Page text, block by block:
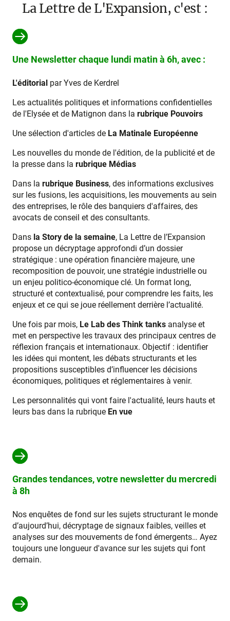
La Lettre de L'Expansion, c'est :
Une Newsletter chaque lundi matin à 6h, avec :
L'éditorial par Yves de Kerdrel
Les actualités politiques et informations confidentielles
de l'Elysée et de Matignon dans la rubrique Pouvoirs
Une sélection d'articles de La Matinale Européenne
Les nouvelles du monde de l'édition, de la publicité et de
la presse dans la rubrique Médias
Dans la rubrique Business, des informations exclusives
sur les fusions, les acquisitions, les mouvements au sein
des entreprises, le rôle des banquiers d'affaires, des
avocats de conseil et des consultants.
Dans la Story de la semaine, La Lettre de l’Expansion
propose un décryptage approfondi d’un dossier
stratégique : une opération financière majeure, une
recomposition de pouvoir, une stratégie industrielle ou
un enjeu politico-économique clé. Un format long,
structuré et contextualisé, pour comprendre les faits, les
enjeux et ce qui se joue réellement derrière l’actualité.
Une fois par mois, Le Lab des Think tanks analyse et
met en perspective les travaux des principaux centres de
réflexion français et internationaux. Objectif : identifier
les idées qui montent, les débats structurants et les
propositions susceptibles d’influencer les décisions
économiques, politiques et réglementaires à venir.
Les personnalités qui vont faire l'actualité, leurs hauts et
leurs bas dans la rubrique En vue
Grandes tendances, votre newsletter du mercredi
à 8h
Nos enquêtes de fond sur les sujets structurant le monde
d’aujourd’hui, décryptage de signaux faibles, veilles et
analyses sur des mouvements de fond émergents… Ayez
toujours une longueur d'avance sur les sujets qui font
demain.